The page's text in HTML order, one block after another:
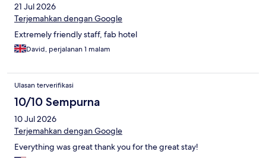
21 Jul 2026
Terjemahkan dengan Google
Extremely friendly staff, fab hotel
David, perjalanan 1 malam
Ulasan terverifikasi
10/10 Sempurna
10 Jul 2026
Terjemahkan dengan Google
Everything was great thank you for the great stay!